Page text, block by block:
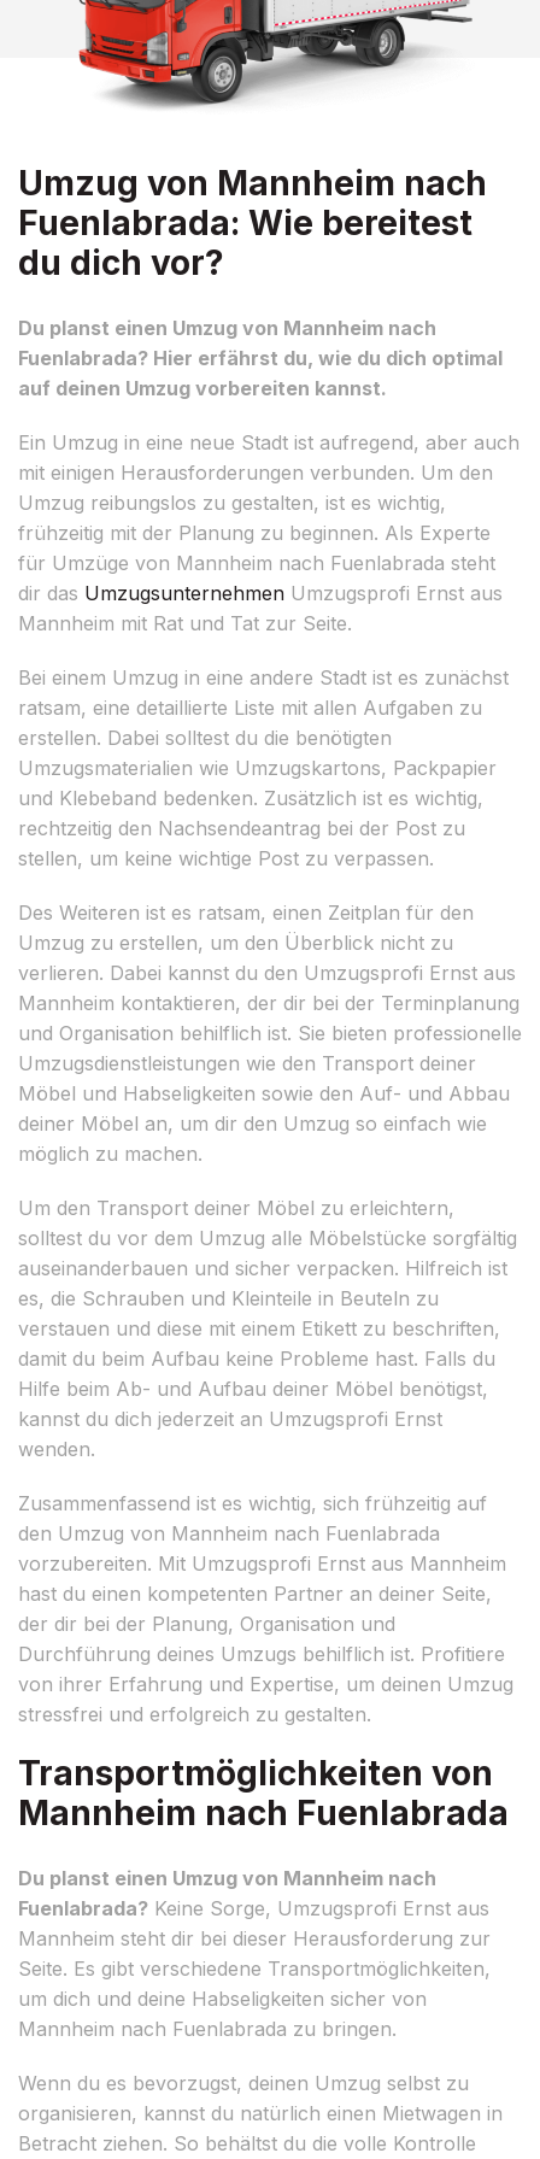
Umzug von Mannheim nach
Fuenlabrada: Wie bereitest
du dich vor?
Du planst einen Umzug von Mannheim nach
Fuenlabrada? Hier erfährst du, wie du dich optimal
auf deinen Umzug vorbereiten kannst.
Ein Umzug in eine neue Stadt ist aufregend, aber auch
mit einigen Herausforderungen verbunden. Um den
Umzug reibungslos zu gestalten, ist es wichtig,
frühzeitig mit der Planung zu beginnen. Als Experte
für Umzüge von Mannheim nach Fuenlabrada steht
dir das Umzugsunternehmen Umzugsprofi Ernst aus
Mannheim mit Rat und Tat zur Seite.
Bei einem Umzug in eine andere Stadt ist es zunächst
ratsam, eine detaillierte Liste mit allen Aufgaben zu
erstellen. Dabei solltest du die benötigten
Umzugsmaterialien wie Umzugskartons, Packpapier
und Klebeband bedenken. Zusätzlich ist es wichtig,
rechtzeitig den Nachsendeantrag bei der Post zu
stellen, um keine wichtige Post zu verpassen.
Des Weiteren ist es ratsam, einen Zeitplan für den
Umzug zu erstellen, um den Überblick nicht zu
verlieren. Dabei kannst du den Umzugsprofi Ernst aus
Mannheim kontaktieren, der dir bei der Terminplanung
und Organisation behilflich ist. Sie bieten professionelle
Umzugsdienstleistungen wie den Transport deiner
Möbel und Habseligkeiten sowie den Auf- und Abbau
deiner Möbel an, um dir den Umzug so einfach wie
möglich zu machen.
Um den Transport deiner Möbel zu erleichtern,
solltest du vor dem Umzug alle Möbelstücke sorgfältig
auseinanderbauen und sicher verpacken. Hilfreich ist
es, die Schrauben und Kleinteile in Beuteln zu
verstauen und diese mit einem Etikett zu beschriften,
damit du beim Aufbau keine Probleme hast. Falls du
Hilfe beim Ab- und Aufbau deiner Möbel benötigst,
kannst du dich jederzeit an Umzugsprofi Ernst
wenden.
Zusammenfassend ist es wichtig, sich frühzeitig auf
den Umzug von Mannheim nach Fuenlabrada
vorzubereiten. Mit Umzugsprofi Ernst aus Mannheim
hast du einen kompetenten Partner an deiner Seite,
der dir bei der Planung, Organisation und
Durchführung deines Umzugs behilflich ist. Profitiere
von ihrer Erfahrung und Expertise, um deinen Umzug
stressfrei und erfolgreich zu gestalten.
Transportmöglichkeiten von
Mannheim nach Fuenlabrada
Du planst einen Umzug von Mannheim nach
Fuenlabrada? Keine Sorge, Umzugsprofi Ernst aus
Mannheim steht dir bei dieser Herausforderung zur
Seite. Es gibt verschiedene Transportmöglichkeiten,
um dich und deine Habseligkeiten sicher von
Mannheim nach Fuenlabrada zu bringen.
Wenn du es bevorzugst, deinen Umzug selbst zu
organisieren, kannst du natürlich einen Mietwagen in
Betracht ziehen. So behältst du die volle Kontrolle